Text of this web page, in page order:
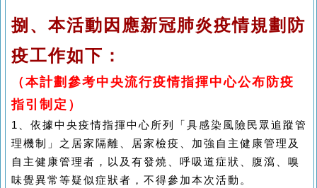
捌、 本活動因應新冠肺炎疫情規劃防
疫工作如下：
（本計劃參考中央流行疫情指揮中心公布防疫
指引制定）
1、 依據中央疫情指揮中心所列「具感染風險民眾追蹤管
理機制」之居家隔離、居家檢疫、加強自主健康管理及
自主健康管理者，以及有發燒、呼吸道症狀、腹瀉、嗅
味覺異常等疑似症狀者，不得參加本次活動。